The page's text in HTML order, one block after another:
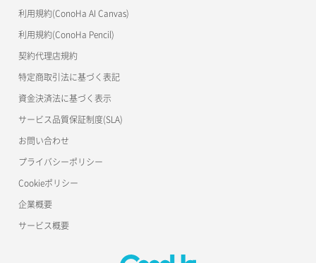
利用規約(ConoHa AI Canvas)
利用規約(ConoHa Pencil)
契約代理店規約
特定商取引法に基づく表記
資金決済法に基づく表示
サービス品質保証制度(SLA)
お問い合わせ
プライバシーポリシー
Cookieポリシー
企業概要
サービス概要